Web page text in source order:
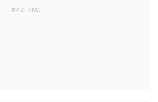
REKLAMA